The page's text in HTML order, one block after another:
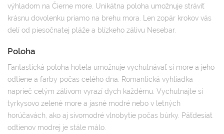
výhladom na Čierne more. Unikátna poloha umožnuje stráviť
krásnu dovolenku priamo na brehu mora. Len zopár krokov vás
delí od piesočnatej pláže a blízkeho zálivu Nesebar.
Poloha
Fantastická poloha hotela umožnuje vychutnávať si more a jeho
odtiene a farby počas celého dna. Romantická vyhliadka
naprieč celým zálivom vyrazí dych každému. Vychutnajte si
tyrkysovo zelené more a jasné modré nebo v letných
horúčavách, ako aj sivomodré vlnobytie počas búrky. Päťdesiat
odtienov modrej je stále málo.